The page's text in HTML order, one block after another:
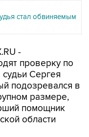
стал обвиняемым
-
проверку по
Сергея
подозревался в
размере,
помощник
области